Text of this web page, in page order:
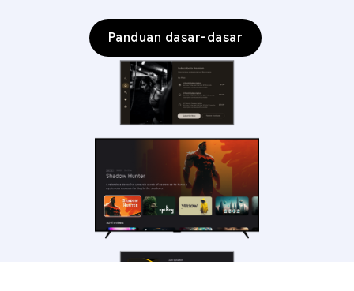
Panduan dasar-dasar